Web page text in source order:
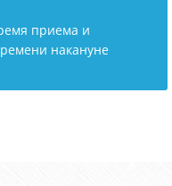
приема и
накануне